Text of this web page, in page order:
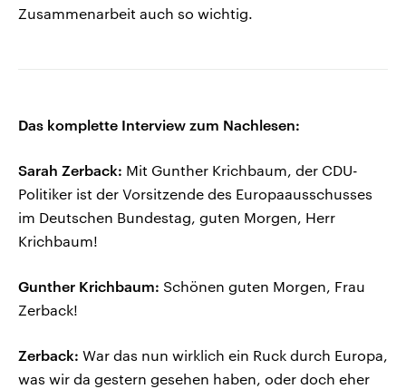
Zusammenarbeit auch so wichtig.
Das komplette Interview zum Nachlesen:
Sarah Zerback: Mit Gunther Krichbaum, der CDU-
Politiker ist der Vorsitzende des Europaausschusses
im Deutschen Bundestag, guten Morgen, Herr
Krichbaum!
Gunther Krichbaum: Schönen guten Morgen, Frau
Zerback!
Zerback: War das nun wirklich ein Ruck durch Europa,
was wir da gestern gesehen haben, oder doch eher